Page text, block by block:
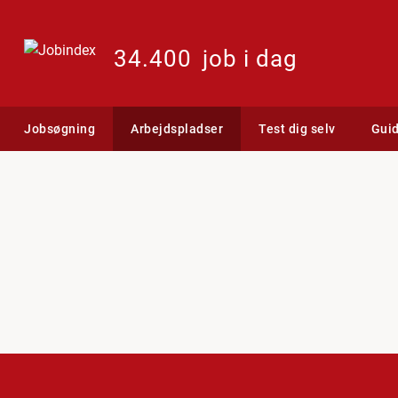
34.400 job i dag
Jobsøgning Arbejdspladser Test dig selv